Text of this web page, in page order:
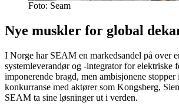
Foto: Seam
Nye muskler for global
I Norge har SEAM en markedsandel på over
systemleverandør og -integrator for elektriske
imponerende bragd, men ambisjonene
konkurranse med aktører som Kongsberg,
SEAM ta sine løsninger ut i verden.